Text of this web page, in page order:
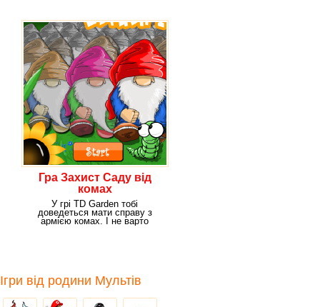
Гра Захист Саду від
комах
У грі TD Garden тобі
доведеться мати справу з
армією комах. І не варто
Ігри від родини Мультів